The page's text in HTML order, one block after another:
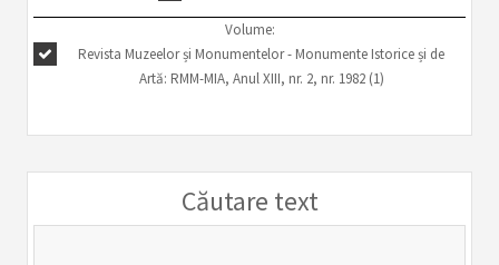
Volume:
Revista Muzeelor și Monumentelor - Monumente Istorice și de
Artă: RMM-MIA, Anul XIII, nr. 2, nr. 1982 (1)
Căutare text